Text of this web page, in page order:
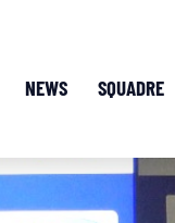
NEWS SQUADRE